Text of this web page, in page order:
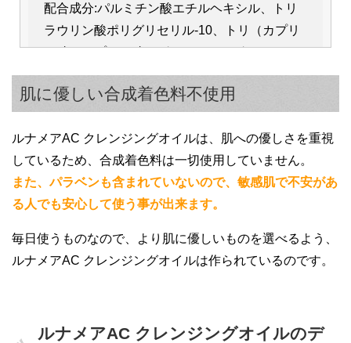
配合成分:パルミチン酸エチルヘキシル、トリ
ラウリン酸ポリグリセリル-10、トリ（カプリ
ル酸／カプリン酸）グリセリル、グリチルレチ
ン酸ステアリル、トコフェロール、酢酸トコフ
ェロール、乳酸桿菌／セイヨウナシ果汁発酵
ーチチョーク葉エキス、オレンジ油、エタノー
ル、レシチン、オレイン酸ポリグリセリ
ル-10、グリセリン、BG、水、香料、フェノキ
シエタノール
肌に優しい合成着色料不使用
ルナメアAC クレンジングオイルは、肌への優しさを重視
しているため、合成着色料は一切使用していません。
また、パラベンも含まれていないので、敏感肌で不安があ
る人でも安心して使う事が出来ます。
毎日使うものなので、より肌に優しいものを選べるよう、
ルナメアAC クレンジングオイルは作られているのです。
ルナメアAC クレンジングオイルのデ